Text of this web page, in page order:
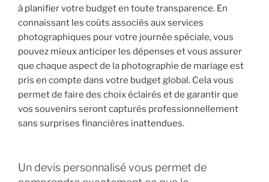
à planifier votre budget en toute transparence. En
connaissant les coûts associés aux services
photographiques pour votre journée spéciale, vous
pouvez mieux anticiper les dépenses et vous assurer
que chaque aspect de la photographie de mariage est
pris en compte dans votre budget global. Cela vous
permet de faire des choix éclairés et de garantir que
vos souvenirs seront capturés professionnellement
sans surprises financières inattendues.
Un devis personnalisé vous permet de